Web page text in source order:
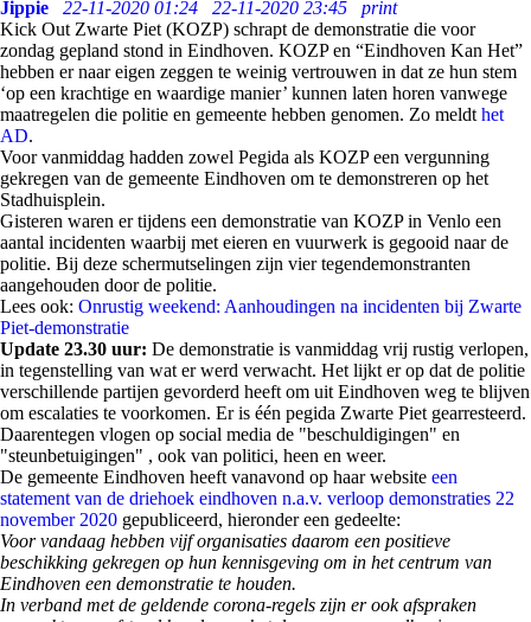
Jippie
22-11-2020 01:24 22-11-2020 23:45
print
Kick Out Zwarte Piet (KOZP) schrapt de demonstratie die voor
zondag gepland stond in Eindhoven. KOZP en “Eindhoven Kan Het”
hebben er naar eigen zeggen te weinig vertrouwen in dat ze hun stem
‘op een krachtige en waardige manier’ kunnen laten horen vanwege
maatregelen die politie en gemeente hebben genomen. Zo meldt het
AD.
Voor vanmiddag hadden zowel Pegida als KOZP een vergunning
gekregen van de gemeente Eindhoven om te demonstreren op het
Stadhuisplein.
Gisteren waren er tijdens een demonstratie van KOZP in Venlo een
aantal incidenten waarbij met eieren en vuurwerk is gegooid naar de
politie. Bij deze schermutselingen zijn vier tegendemonstranten
aangehouden door de politie.
Lees ook: Onrustig weekend: Aanhoudingen na incidenten bij Zwarte
Piet-demonstratie
Update 23.30 uur: De demonstratie is vanmiddag vrij rustig verlopen,
in tegenstelling van wat er werd verwacht. Het lijkt er op dat de politie
verschillende partijen gevorderd heeft om uit Eindhoven weg te blijven
om escalaties te voorkomen. Er is één pegida Zwarte Piet gearresteerd.
Daarentegen vlogen op social media de "beschuldigingen" en
"steunbetuigingen" , ook van politici, heen en weer.
De gemeente Eindhoven heeft vanavond op haar website een
statement van de driehoek eindhoven n.a.v. verloop demonstraties 22
november 2020 gepubliceerd, hieronder een gedeelte:
Voor vandaag hebben vijf organisaties daarom een positieve
beschikking gekregen op hun kennisgeving om in het centrum van
Eindhoven een demonstratie te houden.
In verband met de geldende corona-regels zijn er ook afspraken